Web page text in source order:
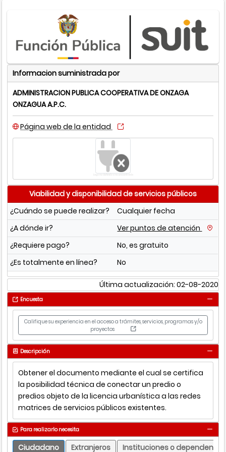
Informacion suministrada por
ADMINISTRACION PUBLICA COOPERATIVA DE ONZAGA
ONZAGUA A.P.C.
Página web de la entidad
Logo no definido o no encontrado
Viabilidad y disponibilidad de servicios públicos
¿Cuándo se puede realizar?
Cualquier fecha
¿A dónde ir?
Ver puntos de atención
¿Requiere pago?
No, es gratuito
¿Es totalmente en línea?
No
Última actualización: 02-08-2020
Encuesta
Califique su experiencia en el acceso a trámites, servicios, programas y/o
proyectos
Descripción
Obtener el documento mediante el cual se certifica
la posibilidad técnica de conectar un predio o
predios objeto de la licencia urbanística a las redes
matrices de servicios públicos existentes.
Para realizarlo necesita
Ciudadano Extranjeros Instituciones o